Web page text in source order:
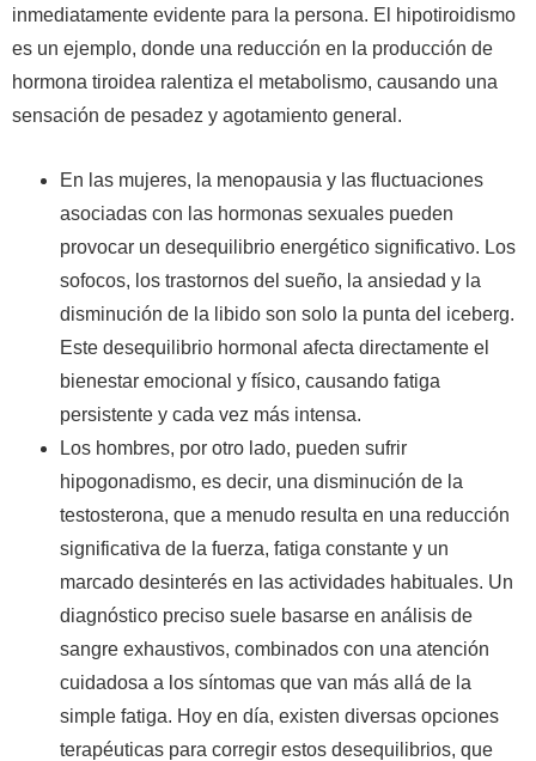
inmediatamente evidente para la persona. El hipotiroidismo
es un ejemplo, donde una reducción en la producción de
hormona tiroidea ralentiza el metabolismo, causando una
sensación de pesadez y agotamiento general.
En las mujeres, la menopausia y las fluctuaciones
asociadas con las hormonas sexuales pueden
provocar un desequilibrio energético significativo. Los
sofocos, los trastornos del sueño, la ansiedad y la
disminución de la libido son solo la punta del iceberg.
Este desequilibrio hormonal afecta directamente el
bienestar emocional y físico, causando fatiga
persistente y cada vez más intensa.
Los hombres, por otro lado, pueden sufrir
hipogonadismo, es decir, una disminución de la
testosterona, que a menudo resulta en una reducción
significativa de la fuerza, fatiga constante y un
marcado desinterés en las actividades habituales. Un
diagnóstico preciso suele basarse en análisis de
sangre exhaustivos, combinados con una atención
cuidadosa a los síntomas que van más allá de la
simple fatiga. Hoy en día, existen diversas opciones
terapéuticas para corregir estos desequilibrios, que